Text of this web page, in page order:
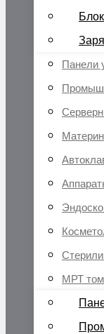
Панели
МРТ